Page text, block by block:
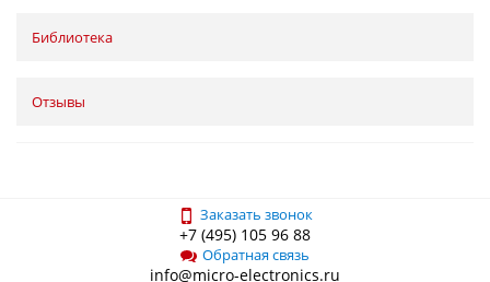
Библиотека
Отзывы
Заказать звонок
+7 (495) 105 96 88
Обратная связь
info@micro-electronics.ru